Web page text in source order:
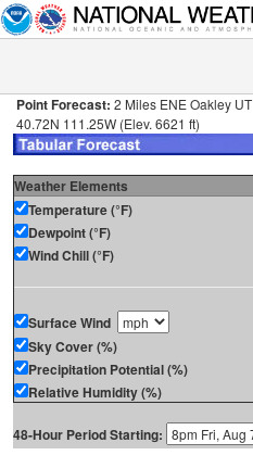
Point Forecast: 2 Miles ENE Oakley UT
40.72N 111.25W (Elev. 6621 ft)
Weather Elements
Temperature (°F)
Dewpoint (°F)
Wind Chill (°F)
Surface Wind
Sky Cover (%)
Precipitation Potential (%)
Relative Humidity (%)
48-Hour Period Starting: